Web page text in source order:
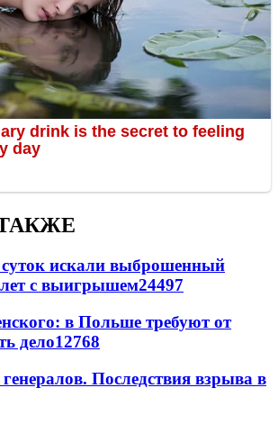
искали выброшенный
с выигрышем24497
в Польше требуют от
дело12768
Последствия взрыва в